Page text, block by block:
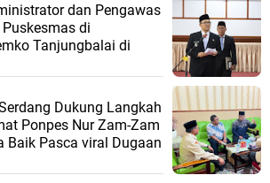
dan Pengawas
di
Tanjungbalai di
Dukung Langkah
Ponpes Nur Zam-Zam
Baik Pasca viral Dugaan